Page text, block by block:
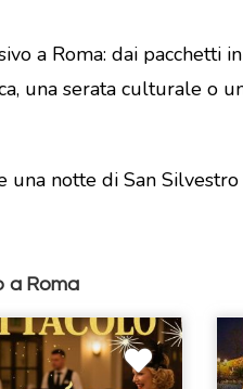
a Roma: dai pacchetti
una serata culturale o
una notte di San
a Roma